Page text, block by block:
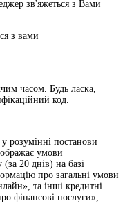
зв'яжеться з Вами
з вами
часом. Будь ласка,
код.
розумінні постанови
умови
(за 20 днів) на базі
про загальні умови
та інші кредитні
фінансові послуги»,